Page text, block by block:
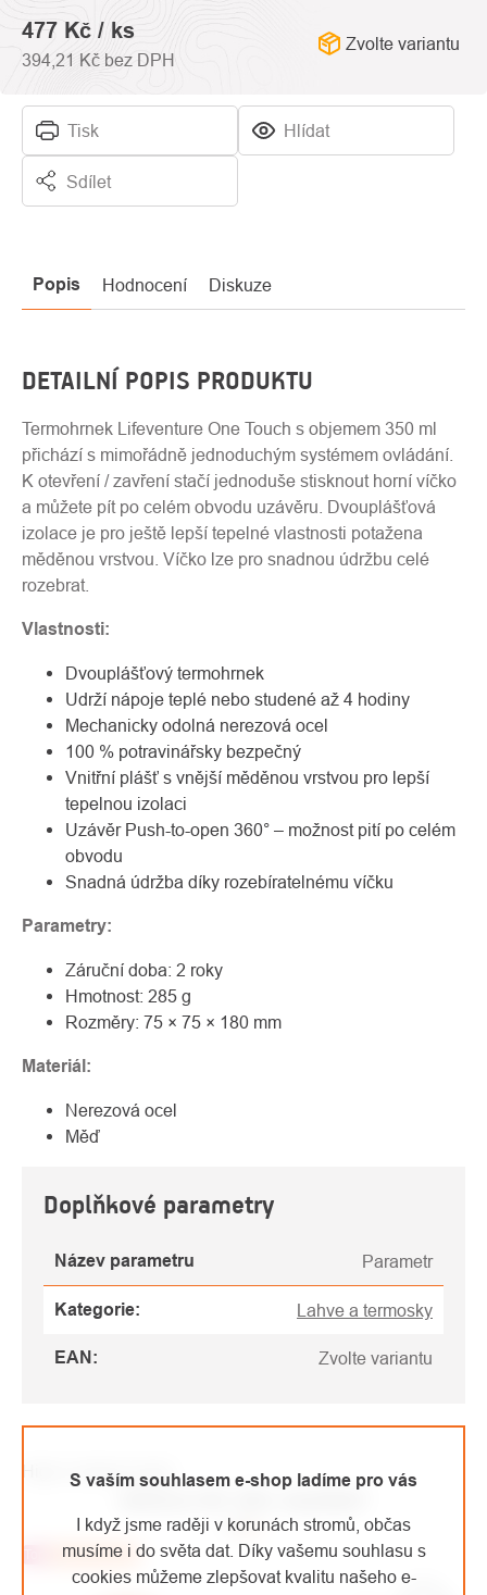
S vaším souhlasem e-shop ladíme pro vás
I když jsme raději v korunách stromů, občas
musíme i do světa dat. Díky vašemu souhlasu s
cookies můžeme zlepšovat kvalitu našeho e-
Tisk Hlídat
Sdílet
477 Kč / ks
394,21 Kč bez DPH
Zvolte variantu
Popis Hodnocení Diskuze
DETAILNÍ POPIS PRODUKTU
Termohrnek Lifeventure One Touch s objemem 350 ml
přichází s mimořádně jednoduchým systémem ovládání.
K otevření / zavření stačí jednoduše stisknout horní víčko
a můžete pít po celém obvodu uzávěru. Dvouplášťová
izolace je pro ještě lepší tepelné vlastnosti potažena
měděnou vrstvou. Víčko lze pro snadnou údržbu celé
rozebrat.
Vlastnosti:
Dvouplášťový termohrnek
Udrží nápoje teplé nebo studené až 4 hodiny
Mechanicky odolná nerezová ocel
100 % potravinářsky bezpečný
Vnitřní plášť s vnější měděnou vrstvou pro lepší
tepelnou izolaci
Uzávěr Push-to-open 360° – možnost pití po celém
obvodu
Snadná údržba díky rozebíratelnému víčku
Parametry:
Záruční doba: 2 roky
Hmotnost: 285 g
Rozměry: 75 × 75 × 180 mm
Materiál:
Nerezová ocel
Měď
Doplňkové parametry
Název parametru Parametr
Kategorie: Lahve a termosky
EAN : Zvolte variantu
High-contrast mode
Doporučujeme